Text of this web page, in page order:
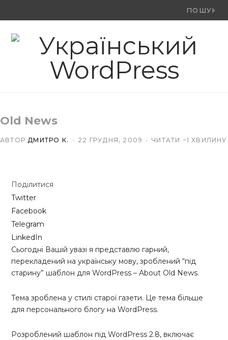
Ви
F
o
X
(
t
Y
o
e
Old News
АВТОРДМИТРО К. 22 ГРУДНЯ, 2009 ЧИТАТИ ~1 ХВИЛИНУ
Поділитися
Twitter
Facebook
Telegram
LinkedIn
Сьогодні Вашій увазі я представлю гарний,
перекладений на українську мову, зроблений “під
старину” шаблон для WordPress – About Old News.
Тема зроблена у стилі старої газети. Це тема більше
для персонального блогу на WordPress.
Розроблений шаблон під WordPress 2.8, включає